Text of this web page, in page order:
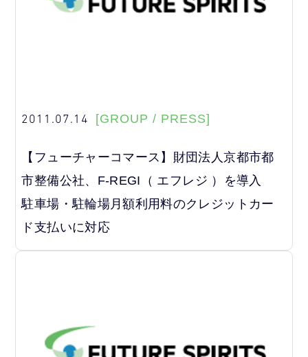
2011.07.14 [GROUP / PRESS]
【フューチャーコマース】財団法人京都市都
市整備公社、F-REGI（ エフレジ ）を導入
駐車場・駐輪場月額利用料のクレジットカー
ド支払いに対応